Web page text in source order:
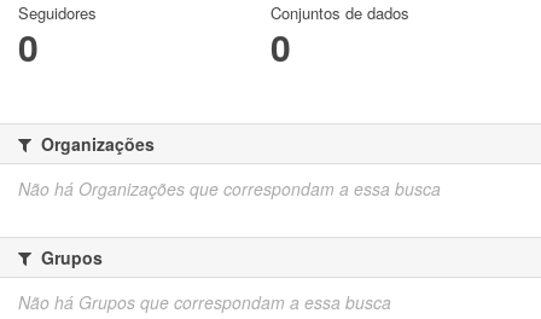
Seguidores
0
Conjuntos de dados
0
Organizações
Não há Organizações que correspondam a essa busca
Grupos
Não há Grupos que correspondam a essa busca